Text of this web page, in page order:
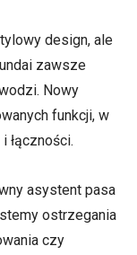
design, ale
zawsze
Nowy
funkcji, w
łączności.
asystent pasa
ostrzegania
czy